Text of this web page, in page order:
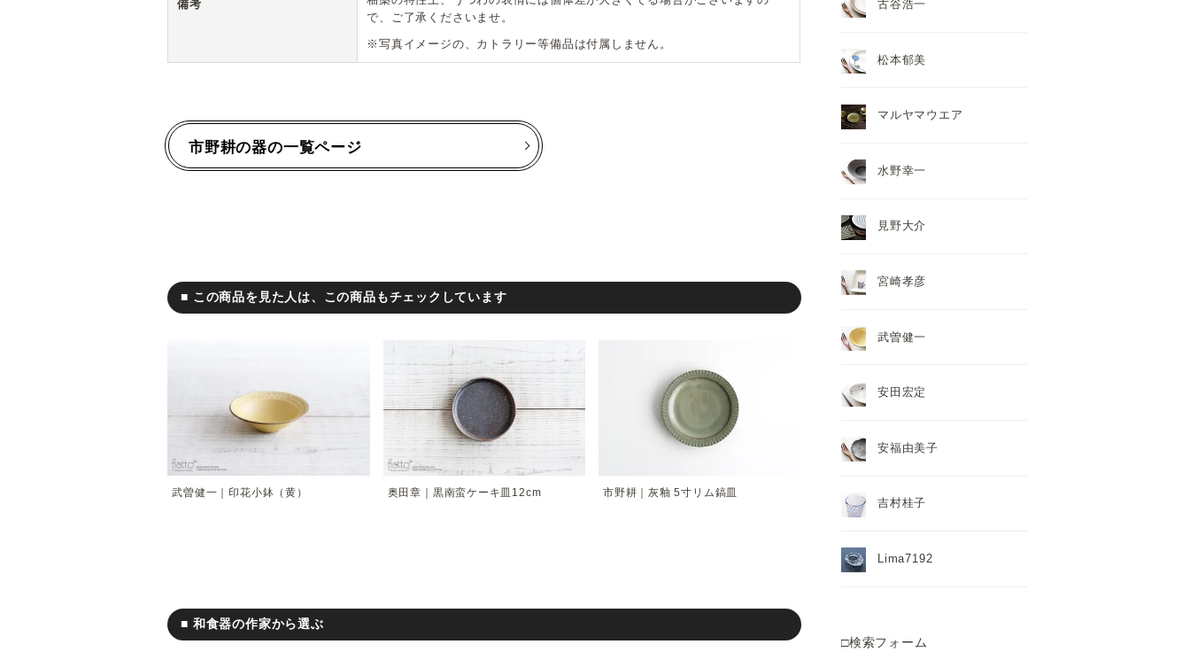
備考
で、ご了承くださいませ。
※写真イメージの、カトラリー等備品は付属しません。
市野耕の器の一覧ページ
■ この商品を見た人は、この商品もチェックしています
武曽健一｜印花小鉢（黄） 奥田章｜黒南蛮ケーキ皿12cm 市野耕｜灰釉 5寸リム鎬皿
■ 和食器の作家から選ぶ
古谷浩一
松本郁美
マルヤマウエア
水野幸一
見野大介
宮崎孝彦
武曽健一
安田宏定
安福由美子
吉村桂子
Lima7192
□検索フォーム